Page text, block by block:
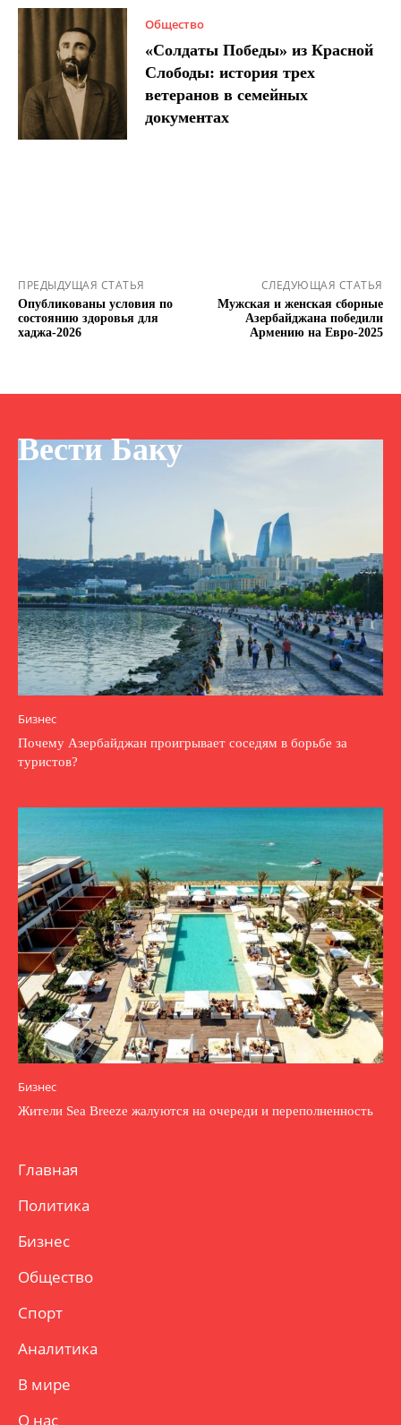
Общество
«Солдаты Победы» из Красной
Слободы: история трех
ветеранов в семейных
документах
ПРЕДЫДУЩАЯ СТАТЬЯ
Опубликованы условия по
состоянию здоровья для
хаджа-2026
СЛЕДУЮЩАЯ СТАТЬЯ
Мужская и женская сборные
Азербайджана победили
Армению на Евро-2025
Вести Баку
Бизнес
Почему Азербайджан проигрывает соседям в борьбе за
туристов?
Бизнес
Жители Sea Breeze жалуются на очереди и переполненность
Главная
Политика
Бизнес
Общество
Спорт
Аналитика
В мире
О нас